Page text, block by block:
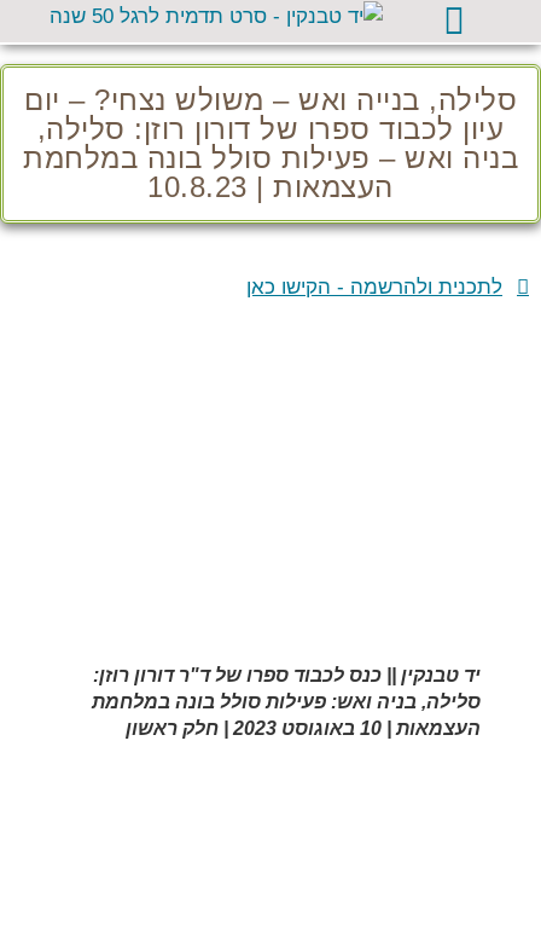
סלילה, בנייה ואש – משולש נצחי? – יום
עיון לכבוד ספרו של דורון רוזן: סלילה,
בניה ואש – פעילות סולל בונה במלחמת
העצמאות | 10.8.23
לתכנית ולהרשמה - הקישו כאן
יד טבנקין || כנס לכבוד ספרו של ד"ר דורון רוזן:
סלילה, בניה ואש: פעילות סולל בונה במלחמת
העצמאות | 10 באוגוסט 2023 | חלק ראשון